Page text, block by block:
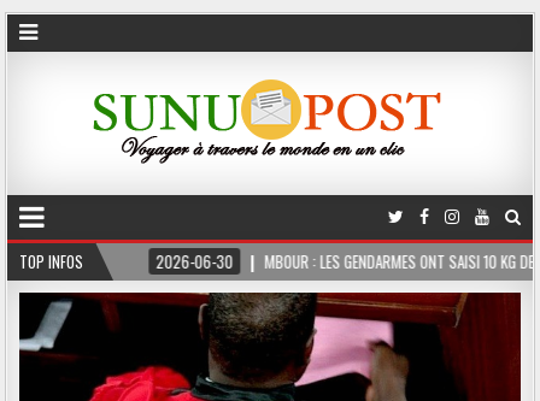
TOP INFOS 2026-06-30 MBOUR : LES GENDARMES ONT SAISI 10 KG DE CHANVRE